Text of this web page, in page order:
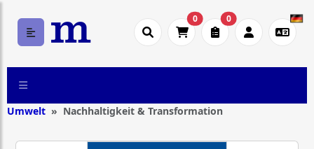
0 0
Umwelt Nachhaltigkeit & Transformation